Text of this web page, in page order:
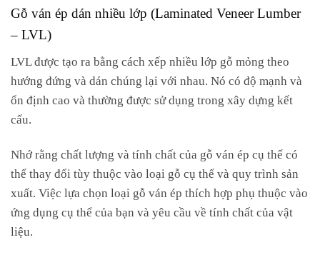
Gỗ ván ép dán nhiều lớp (Laminated Veneer Lumber
– LVL)
LVL được tạo ra bằng cách xếp nhiều lớp gỗ mỏng theo
hướng đứng và dán chúng lại với nhau. Nó có độ mạnh và
ổn định cao và thường được sử dụng trong xây dựng kết
cấu.
Nhớ rằng chất lượng và tính chất của gỗ ván ép cụ thể có
thể thay đổi tùy thuộc vào loại gỗ cụ thể và quy trình sản
xuất. Việc lựa chọn loại gỗ ván ép thích hợp phụ thuộc vào
ứng dụng cụ thể của bạn và yêu cầu về tính chất của vật
liệu.